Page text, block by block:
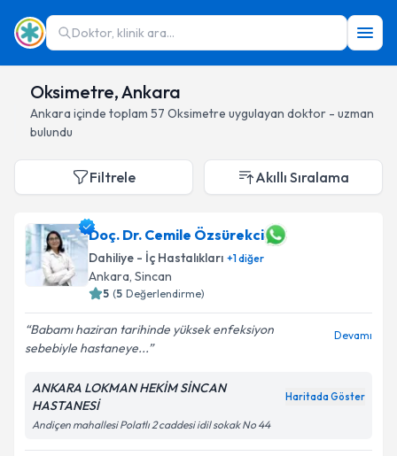
Doktor, klinik ara...
Oksimetre, Ankara
Ankara içinde toplam 57 Oksimetre uygulayan doktor - uzman
bulundu
Filtrele Akıllı Sıralama
Doç. Dr. Cemile Özsürekci
Dahiliye - İç Hastalıkları +1diğer
Ankara, Sincan
5 (5 Değerlendirme)
Babamı haziran tarihinde yüksek enfeksiyon
sebebiyle hastaneye...
Devamı
ANKARA LOKMAN HEKİM SİNCAN
HASTANESİ
Haritada Göster
Andiçen mahallesi Polatlı 2 caddesi idil sokak No 44